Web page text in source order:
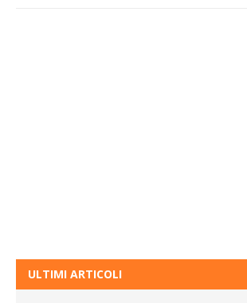
ULTIMI ARTICOLI